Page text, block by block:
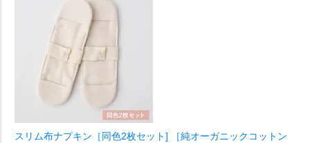
スリム布ナプキン［同色2枚セット] ［純オーガニックコットン